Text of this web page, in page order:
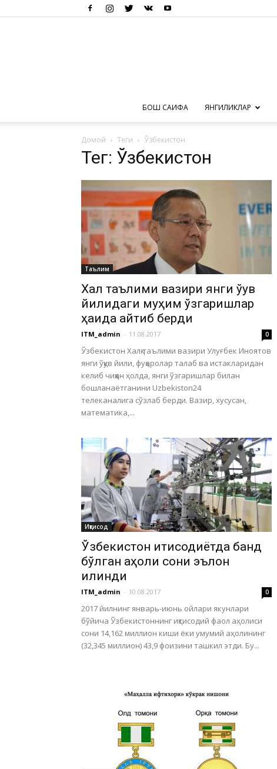
БОШ САҲИФА ЯНГИЛИКЛАР
Домой Теги Ўзбекистон
Тег: Ўзбекистон
Таълим
Халқ таълими вазири янги ўқув
йилидаги муҳим ўзгаришлар
ҳақида айтиб берди
ITM_admin - 11.08.2017 0
Ўзбекистон Халқ таълими вазири Улуғбек Иноятов
янги ўқув йили, фуқаролар талаб ва истакларидан
келиб чиққан ҳолда, янги ўзгаришлар билан
бошланаётганини Uzbekiston24
телеканалига сўзлаб берди. Вазир, хусусан,
математика,...
Иқтисод
Ўзбекистон иқтисодиётда банд
бўлган аҳоли сони эълон
қилинди
ITM_admin - 10.08.2017 0
2017 йилнинг январь-июнь ойлари якунлари
бўйича Ўзбекистоннинг иқтисодий фаол аҳолиси
сони 14,162 миллион киши ёки умумий аҳолининг
(32,345 миллион) 43,9 фоизини ташкил этди. Бу...